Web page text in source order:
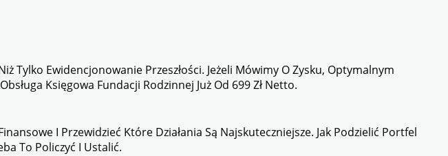
Tylko Ewidencjonowanie Przeszłości. Jeżeli Mówimy O Zysku, Optymalnym
Księgowa Fundacji Rodzinnej Już Od 699 Zł Netto.
I Przewidzieć Które Działania Są Najskuteczniejsze. Jak Podzielić Portfel
To Policzyć I Ustalić.